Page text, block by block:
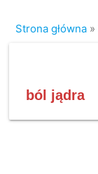
Strona główna »
ból jądra